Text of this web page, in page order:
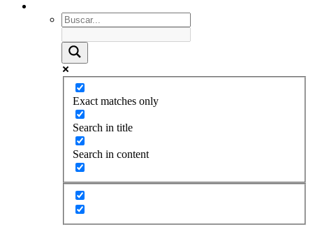
Exact matches only
Search in title
Search in content